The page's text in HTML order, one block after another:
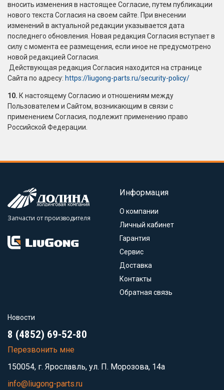
вносить изменения в настоящее Согласие, путем публикации
нового текста Согласия на своем сайте. При внесении
изменений в актуальной редакции указывается дата
последнего обновления. Новая редакция Согласия вступает в
силу с момента ее размещения, если иное не предусмотрено
новой редакцией Согласия.
Действующая редакция Согласия находится на странице
Сайта по адресу: https://liugong-parts.ru/security-policy/
10. К настоящему Согласию и отношениям между
Пользователем и Сайтом, возникающим в связи с
применением Согласия, подлежит применению право
Российской Федерации.
Запчасти от производителя
Информация
О компании
Личный кабинет
Гарантия
Сервис
Доставка
Контакты
Обратная связь
Новости
8 (4852) 69-52-80
Перезвонить мне
150054, г. Ярославль, ул. П. Морозова, 14а
info@liugong-parts.ru